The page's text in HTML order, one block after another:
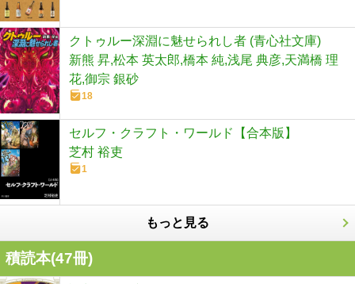
クトゥルー深淵に魅せられし者 (青心社文庫)
新熊 昇,松本 英太郎,橋本 純,浅尾 典彦,天満橋 理
花,御宗 銀砂
18
セルフ・クラフト・ワールド【合本版】
芝村 裕吏
1
もっと見る
積読本(47冊)